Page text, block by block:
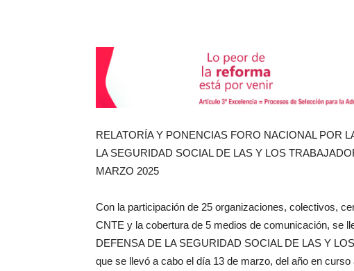
RELATORÍA Y PONENCIAS FORO NACIONAL POR
LA SEGURIDAD SOCIAL DE LAS Y LOS
MARZO 2025
Con la participación de 25 organizaciones, colectivos,
CNTE y la cobertura de 5 medios de comunicación, se
DEFENSA DE LA SEGURIDAD SOCIAL DE LAS Y
que se llevó a cabo el día 13 de marzo, del año en